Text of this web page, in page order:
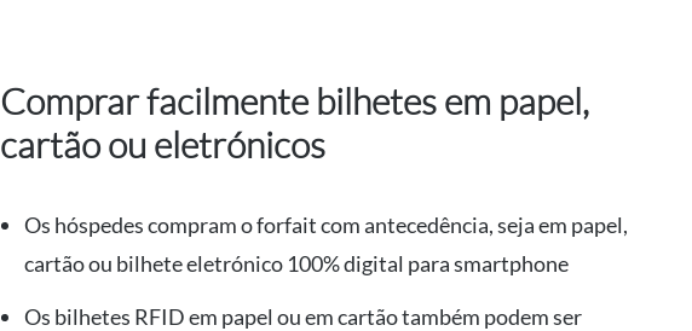
Comprar facilmente bilhetes em papel,
cartão ou eletrónicos
Os hóspedes compram o forfait com antecedência, seja em papel,
cartão ou bilhete eletrónico 100% digital para smartphone
Os bilhetes RFID em papel ou em cartão também podem ser